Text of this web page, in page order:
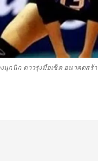
นุกนิก ดาวรุ่งมือเซ็ต อนาคตส